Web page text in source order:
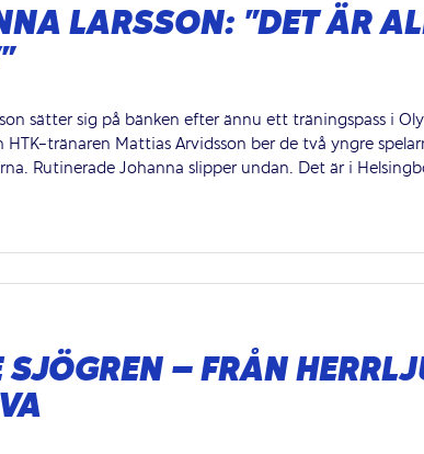
LARSSON: ”DET ÄR
sätter sig på bänken efter ännu ett träningspass i
tränaren Mattias Arvidsson ber de två yngre
Rutinerade Johanna slipper undan. Det är i
SJÖGREN – FRÅN